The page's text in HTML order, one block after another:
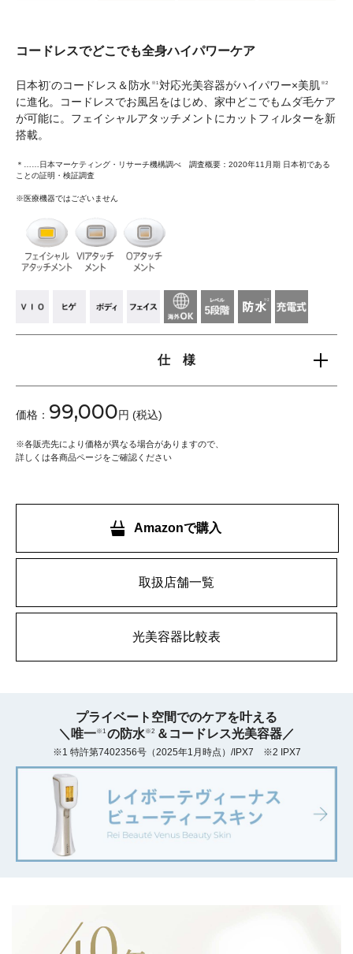
コードレスでどこでも全身ハイパワーケア
日本初 *のコードレス＆防水 ※1 対応光美容器がハイパワー×美肌 ※2
に進化。コードレスでお風呂をはじめ、家中どこでもムダ毛ケア
が可能に。フェイシャルアタッチメントにカットフィルターを新
搭載。
＊……日本マーケティング・リサーチ機構調べ 調査概要：2020年11月期 日本初である
ことの証明・検証調査
※医療機器ではございません
仕 様
価格： 99,000円 (税込)
※各販売先により価格が異なる場合がありますので、
詳しくは各商品ページをご確認ください
Amazonで購入
取扱店舗一覧
光美容器比較表
プライベート空間でのケアを叶える
＼唯一※1 の防水※2 ＆コードレス光美容器／
※1 特許第7402356号（2025年1月時点）/IPX7 ※2 IPX7